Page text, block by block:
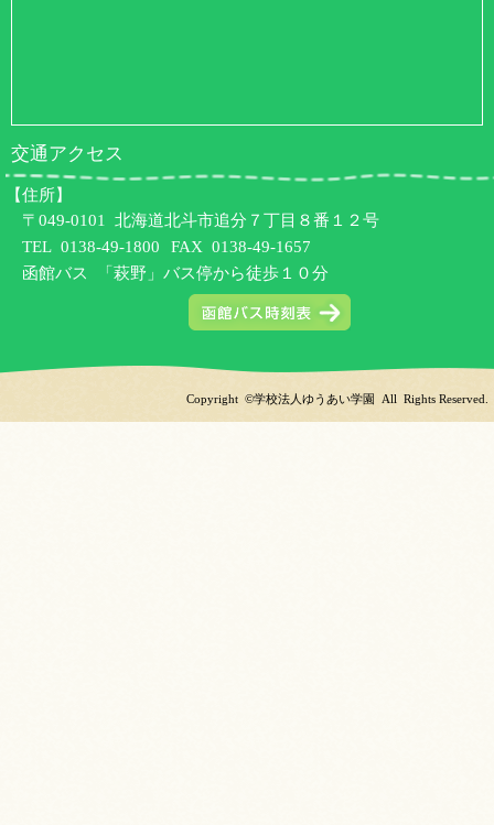
交通アクセス
【住所】
〒049-0101 北海道北斗市追分７丁目８番１２号
TEL 0138-49-1800
FAX 0138-49-1657
函館バス 「萩野」バス停から徒歩１０分
Copyright ©学校法人ゆうあい学園 All Rights Reserved.